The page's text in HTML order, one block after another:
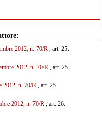
2012, n. 70/R, art. 25.
2012, n. 70/R, art. 25.
2012, n. 70/R, art. 25.
2012, n. 70/R, art. 26.